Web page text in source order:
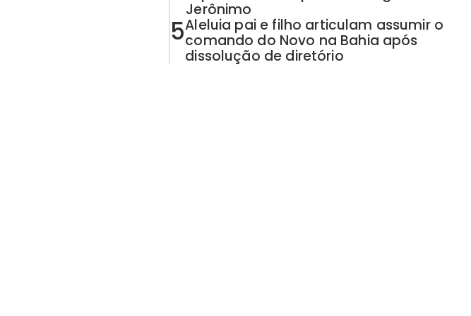
Jerônimo
5Aleluia pai e filho articulam assumir o
comando do Novo na Bahia após
dissolução de diretório